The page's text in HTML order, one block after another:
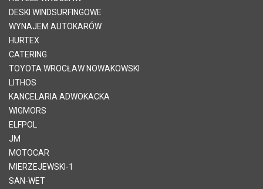
DESKI WINDSURFINGOWE
WYNAJEM AUTOKARÓW
HURTEX
CATERING
TOYOTA WROCŁAW NOWAKOWSKI
LITHOS
KANCELARIA ADWOKACKA
WIGMORS
ELFPOL
JM
MOTOCAR
MIERZEJEWSKI-1
SAN-WET